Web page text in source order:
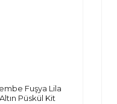
Fuşya Lila
Altın Püskül Kit